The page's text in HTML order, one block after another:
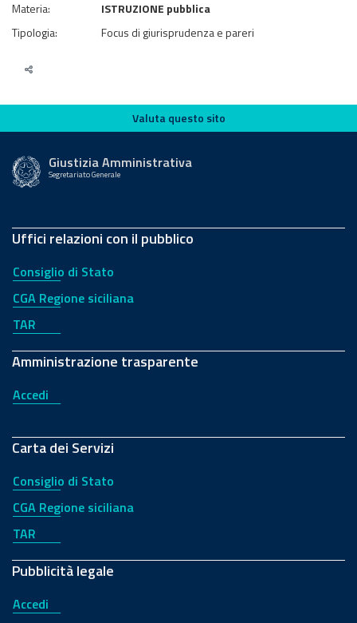
Materia:
ISTRUZIONE pubblica
Tipologia:
Focus di giurisprudenza e pareri
Valuta questo sito
Valuta questo sito
Giustizia Amministrativa
Segretariato Generale
Uffici relazioni con il pubblico
Consiglio di Stato
CGA Regione siciliana
TAR
Amministrazione trasparente
Accedi
Carta dei Servizi
Consiglio di Stato
CGA Regione siciliana
TAR
Pubblicità legale
Accedi